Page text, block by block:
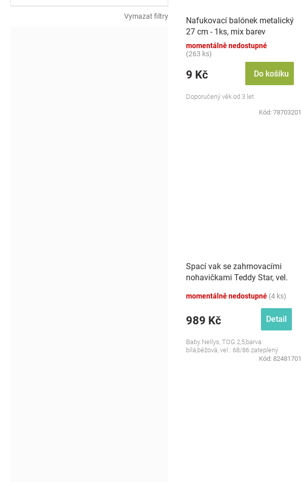
Vymazat filtry
Nafukovací balónek metalický
27 cm - 1ks, mix barev
momentálně nedostupné
(263 ks)
9 Kč Do košíku
Doporučený věk od 3 let
Kód: 78703201
Spací vak se zahrnovacími
nohavičkami Teddy Star, vel.
momentálně nedostupné (4 ks)
989 Kč Detail
Baby Nellys, TOG 2,5,barva:
bílá,béžová, vel.: 68/86 zateplený
Kód: 82481701